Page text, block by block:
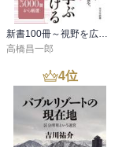
新書100冊～視野を広げる読書～
高橋昌一郎
4位